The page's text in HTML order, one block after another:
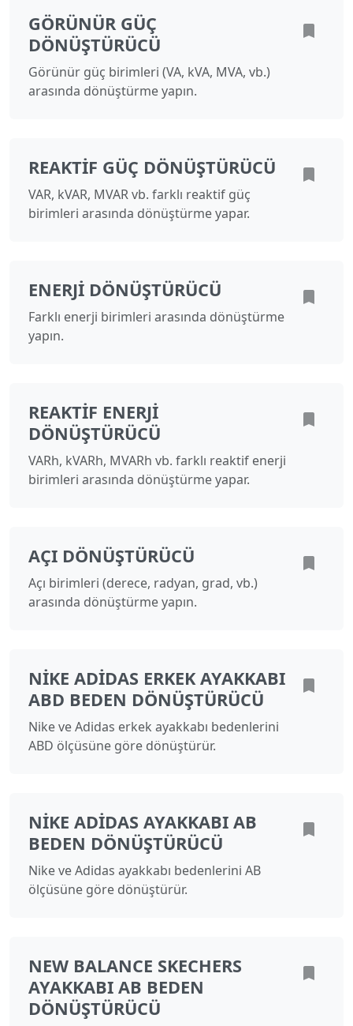
GÖRÜNÜR GÜÇ
DÖNÜŞTÜRÜCÜ
Görünür güç birimleri (VA, kVA, MVA, vb.)
arasında dönüştürme yapın.
REAKTIF GÜÇ DÖNÜŞTÜRÜCÜ
VAR, kVAR, MVAR vb. farklı reaktif güç
birimleri arasında dönüştürme yapar.
ENERJI DÖNÜŞTÜRÜCÜ
Farklı enerji birimleri arasında dönüştürme
yapın.
REAKTIF ENERJI
DÖNÜŞTÜRÜCÜ
VARh, kVARh, MVARh vb. farklı reaktif enerji
birimleri arasında dönüştürme yapar.
AÇI DÖNÜŞTÜRÜCÜ
Açı birimleri (derece, radyan, grad, vb.)
arasında dönüştürme yapın.
NIKE ADIDAS ERKEK AYAKKABI
ABD BEDEN DÖNÜŞTÜRÜCÜ
Nike ve Adidas erkek ayakkabı bedenlerini
ABD ölçüsüne göre dönüştürür.
NIKE ADIDAS AYAKKABI AB
BEDEN DÖNÜŞTÜRÜCÜ
Nike ve Adidas ayakkabı bedenlerini AB
ölçüsüne göre dönüştürür.
NEW BALANCE SKECHERS
AYAKKABI AB BEDEN
DÖNÜŞTÜRÜCÜ